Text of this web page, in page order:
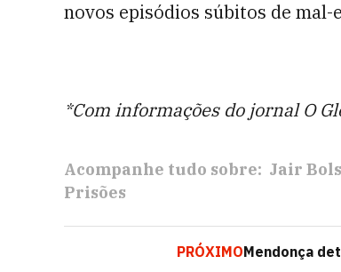
novos episódios súbitos de mal-
*Com informações do jornal O
Acompanhe tudo sobre: Jair
Prisões
PRÓXIMOMendonça